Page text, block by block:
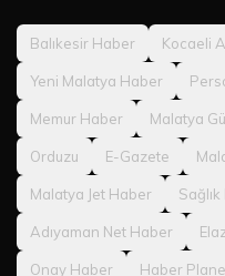
Balıkesir Haber Kocaeli
Yeni Malatya Haber
Memur Haber Malatya
Orduzu E-Gazete
Malatya Jet Haber Sağlık
Adıyaman Net Haber
Onay Haber Haber